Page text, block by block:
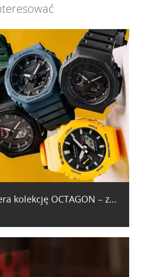
G-Shock wspiera kolekcję OCTAGON – zasilanie solarne oraz moduł Bluetooth!